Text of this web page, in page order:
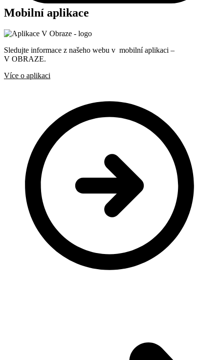
Mobilní aplikace
Sledujte informace z našeho webu v mobilní aplikaci –
V OBRAZE.
Více o aplikaci